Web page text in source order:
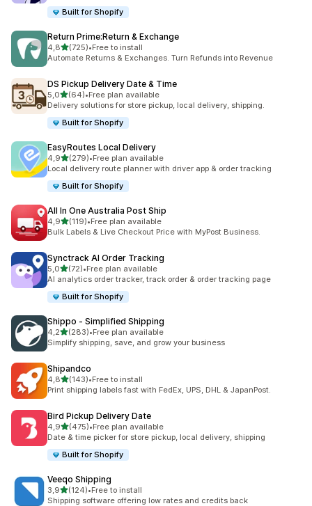
Built for Shopify
Return Prime:Return & Exchange
4,85 yıldız üzerinden
(725)
toplam 725 değerlendirme
•Free to install
Automate Returns & Exchanges. Turn Refunds into Revenue
DS Pickup Delivery Date & Time
5,05 yıldız üzerinden
(64)
toplam 64 değerlendirme
•Free plan available
Delivery solutions for store pickup, local delivery, shipping.
Built for Shopify
EasyRoutes Local Delivery
4,95 yıldız üzerinden
(279)
toplam 279 değerlendirme
•Free plan available
Local delivery route planner with driver app & order tracking
Built for Shopify
All In One Australia Post Ship
4,95 yıldız üzerinden
(119)
toplam 119 değerlendirme
•Free plan available
Bulk Labels & Live Checkout Price with MyPost Business.
Synctrack AI Order Tracking
5,05 yıldız üzerinden
(72)
toplam 72 değerlendirme
•Free plan available
AI analytics order tracker, track order & order tracking page
Built for Shopify
Shippo ‑ Simplified Shipping
4,25 yıldız üzerinden
(283)
toplam 283 değerlendirme
•Free plan available
Simplify shipping, save, and grow your business
Shipandco
4,85 yıldız üzerinden
(143)
toplam 143 değerlendirme
•Free to install
Print shipping labels fast with FedEx, UPS, DHL & JapanPost.
Bird Pickup Delivery Date
4,95 yıldız üzerinden
(475)
toplam 475 değerlendirme
•Free plan available
Date & time picker for store pickup, local delivery, shipping
Built for Shopify
Veeqo Shipping
3,95 yıldız üzerinden
(124)
toplam 124 değerlendirme
•Free to install
Shipping software offering low rates and credits back